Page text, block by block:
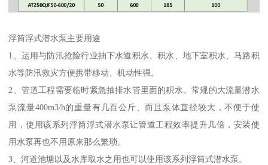
浮筒浮式潜水泵主要用途
1、运用与防汛抢险行业抽下水道积水、积水、地下室积水、马路积
水等防汛救灾方便携带移动、机动性强。
2、管道工程需要临时紧急抽排水管里面的积水、常规的大流量潜水
泵流量400m3/h的重量有几百公斤、而且泵体直径较大，不便于使
用，使用该系列浮筒浮式潜水泵让管道工程效率提升几倍，安装使
用水泵再也不用原来那么繁琐。
3、河道池塘以及水库取水之用也可以使用该系列浮筒式潜水泵。